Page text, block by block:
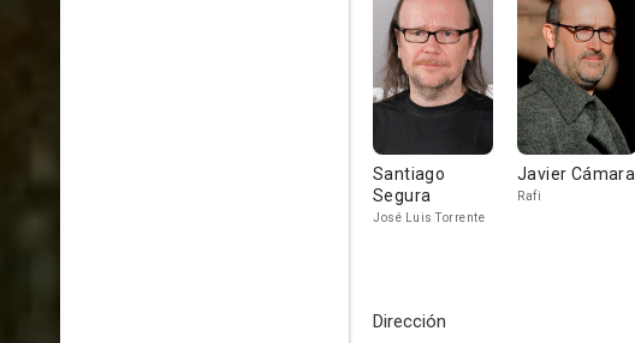
Santiago
Segura
José Luis Torrente
Javier Cámara
Rafi
Dirección